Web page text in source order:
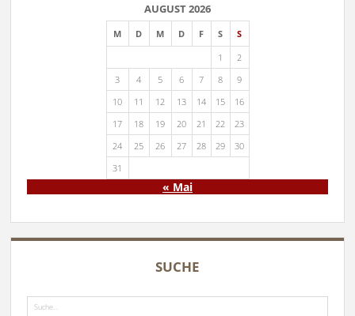
AUGUST 2026
M D M D F S
S
1
2
3
4 5 6 7 8
9
10
11 12 13 14 15
16
17
18 19 20 21 22
23
24
25 26 27 28 29
30
31
« Mai
SUCHE
Suche